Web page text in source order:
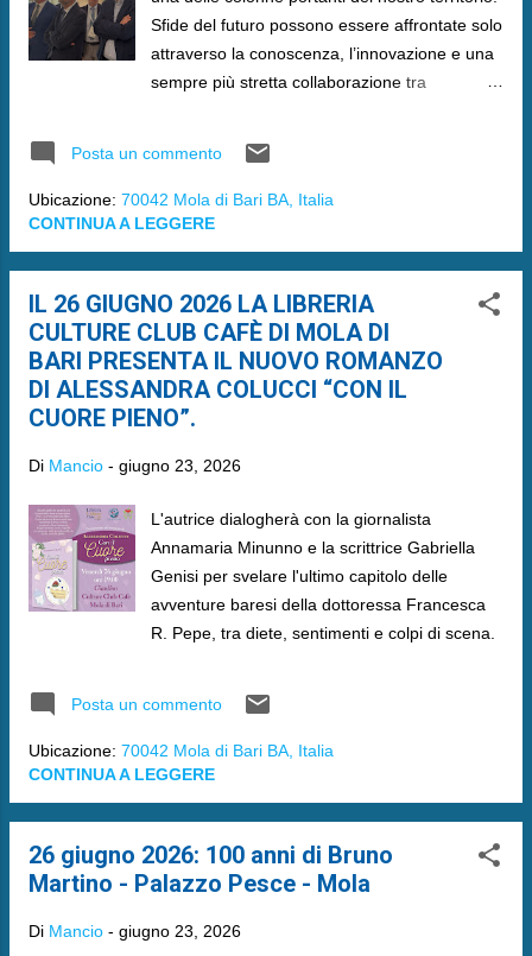
Sfide del futuro possono essere affrontate solo
attraverso la conoscenza, l’innovazione e una
sempre più stretta collaborazione tra
Posta un commento
Ubicazione: 70042 Mola di Bari BA, Italia
CONTINUA A LEGGERE
IL 26 GIUGNO 2026 LA LIBRERIA
CULTURE CLUB CAFÈ DI MOLA DI
BARI PRESENTA IL NUOVO ROMANZO
DI ALESSANDRA COLUCCI “CON IL
CUORE PIENO”.
Di Mancio - giugno 23, 2026
L'autrice dialogherà con la giornalista
Annamaria Minunno e la scrittrice Gabriella
Genisi per svelare l'ultimo capitolo delle
avventure baresi della dottoressa Francesca
R. Pepe, tra diete, sentimenti e colpi di scena.
Posta un commento
Ubicazione: 70042 Mola di Bari BA, Italia
CONTINUA A LEGGERE
26 giugno 2026: 100 anni di Bruno
Martino - Palazzo Pesce - Mola
Di Mancio - giugno 23, 2026